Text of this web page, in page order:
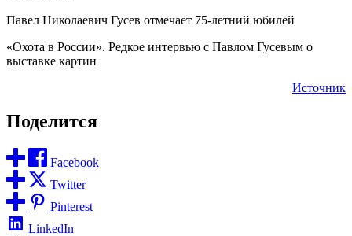
Павел Николаевич Гусев отмечает 75-летний юбилей
«Охота в России». Редкое интервью с Павлом Гусевым о
выставке картин
Источник
Поделится
Facebook
Twitter
Pinterest
LinkedIn